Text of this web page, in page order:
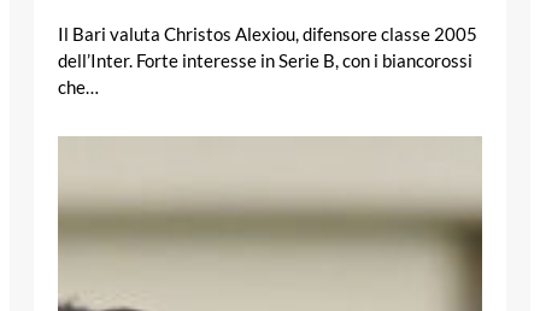
Il Bari valuta Christos Alexiou, difensore classe 2005
dell’Inter. Forte interesse in Serie B, con i biancorossi
che…